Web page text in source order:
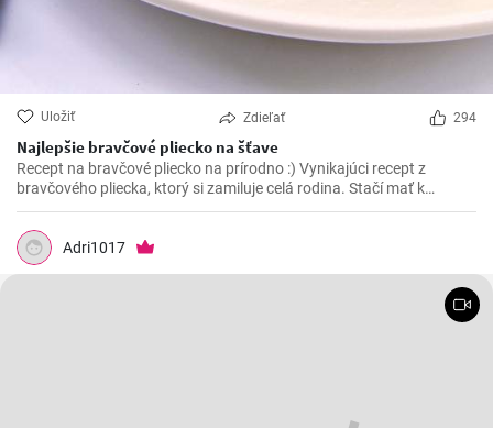
Uložiť Zdieľať 294
Najlepšie bravčové pliecko na šťave
Recept na bravčové pliecko na prírodno :) Vynikajúci recept z
bravčového pliecka, ktorý si zamiluje celá rodina. Stačí mať k
dispozícií pár ingrediencií a vynikajúce bravčové mäso na šťave je
na svete.
Adri1017